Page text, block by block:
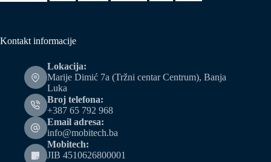
Kontakt informacije
Lokacija:
Marije Dimić 7a (Tržni centar Centrum), Banja
Luka
Broj telefona:
+387 65 792 968
Email adresa:
info@mobitech.ba
Mobitech:
JIB 4510626800001